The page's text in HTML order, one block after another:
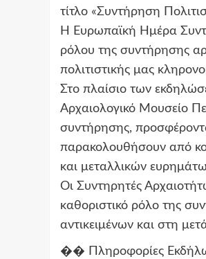
τίτλο «Συντήρηση
Η Ευρωπαϊκή Ημέρα
ρόλου της συντήρησης
πολιτιστικής μας
Στο πλαίσιο των
Αρχαιολογικό Μουσείο
συντήρησης,
παρακολουθήσουν από
και μεταλλικών
Οι Συντηρητές
καθοριστικό ρόλο της
αντικειμένων και στη
�� Πληροφορίες